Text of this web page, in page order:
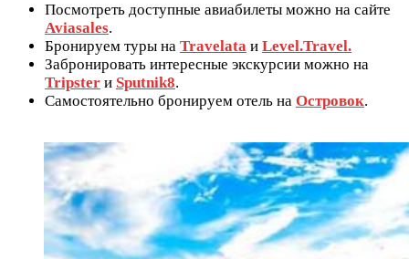
Посмотреть доступные авиабилеты можно на сайте
Aviasales.
Бронируем туры на Travelata и Level.Travel.
Забронировать интересные экскурсии можно на
Tripster и Sputnik8.
Самостоятельно бронируем отель на Островок.